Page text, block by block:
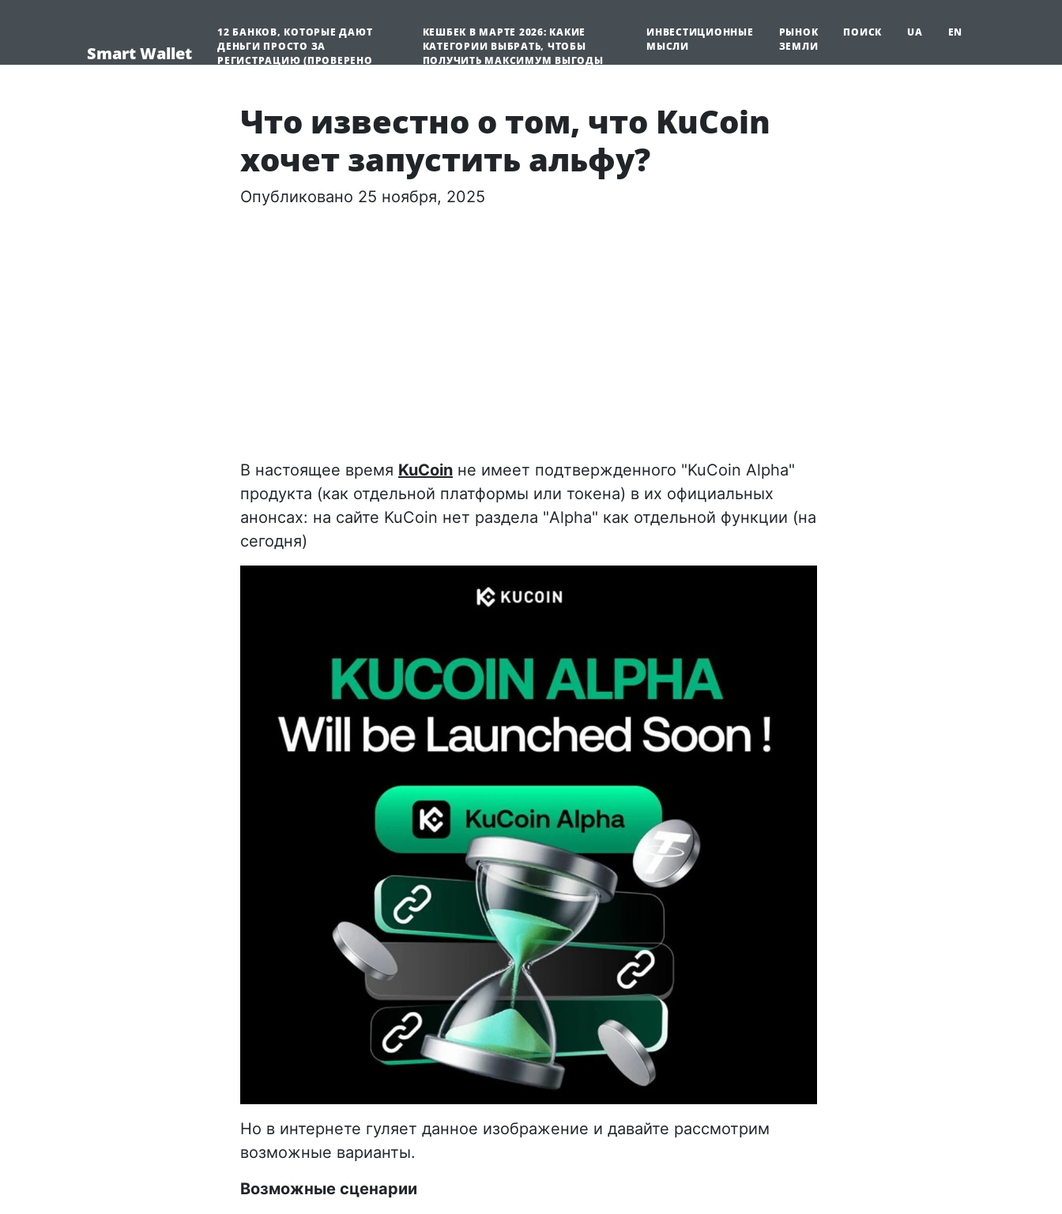
Smart Wallet
12 БАНКОВ, КОТОРЫЕ ДАЮТ
ДЕНЬГИ ПРОСТО ЗА
РЕГИСТРАЦИЮ (ПРОВЕРЕНО
КЕШБЕК В МАРТЕ 2026: КАКИЕ
КАТЕГОРИИ ВЫБРАТЬ, ЧТОБЫ
ПОЛУЧИТЬ МАКСИМУМ ВЫГОДЫ
ИНВЕСТИЦИОННЫЕ
МЫСЛИ
РЫНОК
ЗЕМЛИ
ПОИСК UA EN
Что известно о том, что KuCoin
хочет запустить альфу?
Опубликовано 25 ноября, 2025
В настоящее время KuCoin не имеет подтвержденного "KuCoin Alpha"
продукта (как отдельной платформы или токена) в их официальных
анонсах: на сайте KuCoin нет раздела "Alpha" как отдельной функции (на
сегодня)
Но в интернете гуляет данное изображение и давайте рассмотрим
возможные варианты.
Возможные сценарии